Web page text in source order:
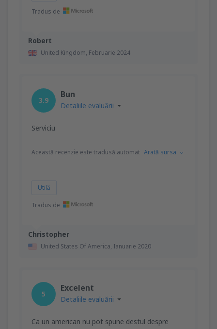
Robert
United Kingdom, Februarie 2024
Tradus de
Christopher
United States Of America, Ianuarie 2020
3.9
Bun
Detaliile evaluării
Serviciu
Această recenzie este tradusă automat Arată sursa
Utilă
Tradus de
5
Excelent
Detaliile evaluării
Ca un american nu pot spune destul despre